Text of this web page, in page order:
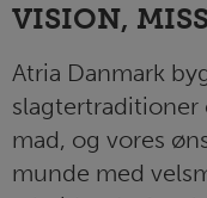
VISION,
Atria Danmark
mad, og vores
munde med